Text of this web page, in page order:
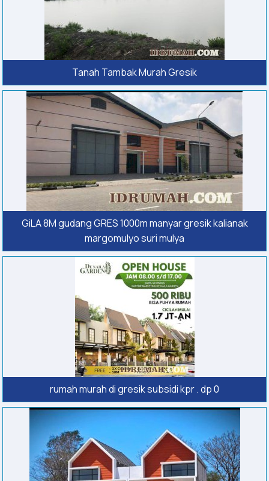
Tanah Tambak Murah Gresik
GiLA 8M gudang GRES 1000m manyar gresik kalianak
margomulyo suri mulya
rumah murah di gresik subsidi kpr . dp 0